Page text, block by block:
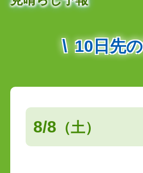
10日先
8/8 （土）